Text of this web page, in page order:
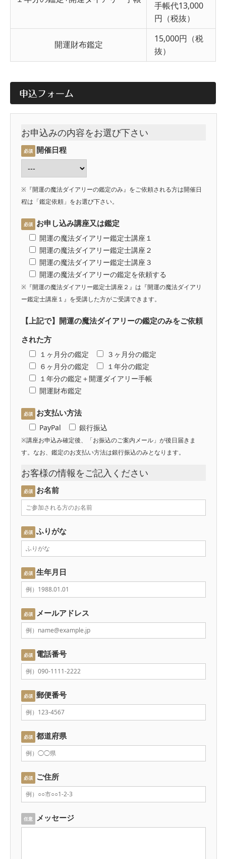
手帳代13,000
円（税抜）
開運財布鑑定
15,000円（税
抜）
申込フォーム
お申込みの内容をお選び下さい
必須 開催日程
※『開運の魔法ダイアリーの鑑定のみ』をご依頼される方は開催日
程は「鑑定依頼」をお選び下さい。
必須 お申し込み講座又は鑑定
開運の魔法ダイアリー鑑定士講座１
開運の魔法ダイアリー鑑定士講座２
開運の魔法ダイアリー鑑定士講座３
開運の魔法ダイアリーの鑑定を依頼する
※『開運の魔法ダイアリー鑑定士講座２』は『開運の魔法ダイアリ
ー鑑定士講座１』を受講した方がご受講できます。
【上記で】開運の魔法ダイアリーの鑑定のみをご依頼
された方
１ヶ月分の鑑定
３ヶ月分の鑑定
６ヶ月分の鑑定
１年分の鑑定
１年分の鑑定＋開運ダイアリー手帳
開運財布鑑定
必須 お支払い方法
PayPal 銀行振込
※講座お申込み確定後、「お振込のご案内メール」が後日届きま
す。なお、鑑定のお支払い方法は銀行振込のみとなります。
お客様の情報をご記入ください
必須 お名前
必須 ふりがな
必須 生年月日
必須 メールアドレス
必須 電話番号
必須 郵便番号
必須 都道府県
必須 ご住所
任意 メッセージ